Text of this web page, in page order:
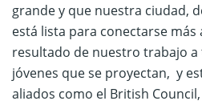
grande y que nuestra ciudad,
está lista para conectarse más
resultado de nuestro trabajo a
jóvenes que se proyectan, y
aliados como el British